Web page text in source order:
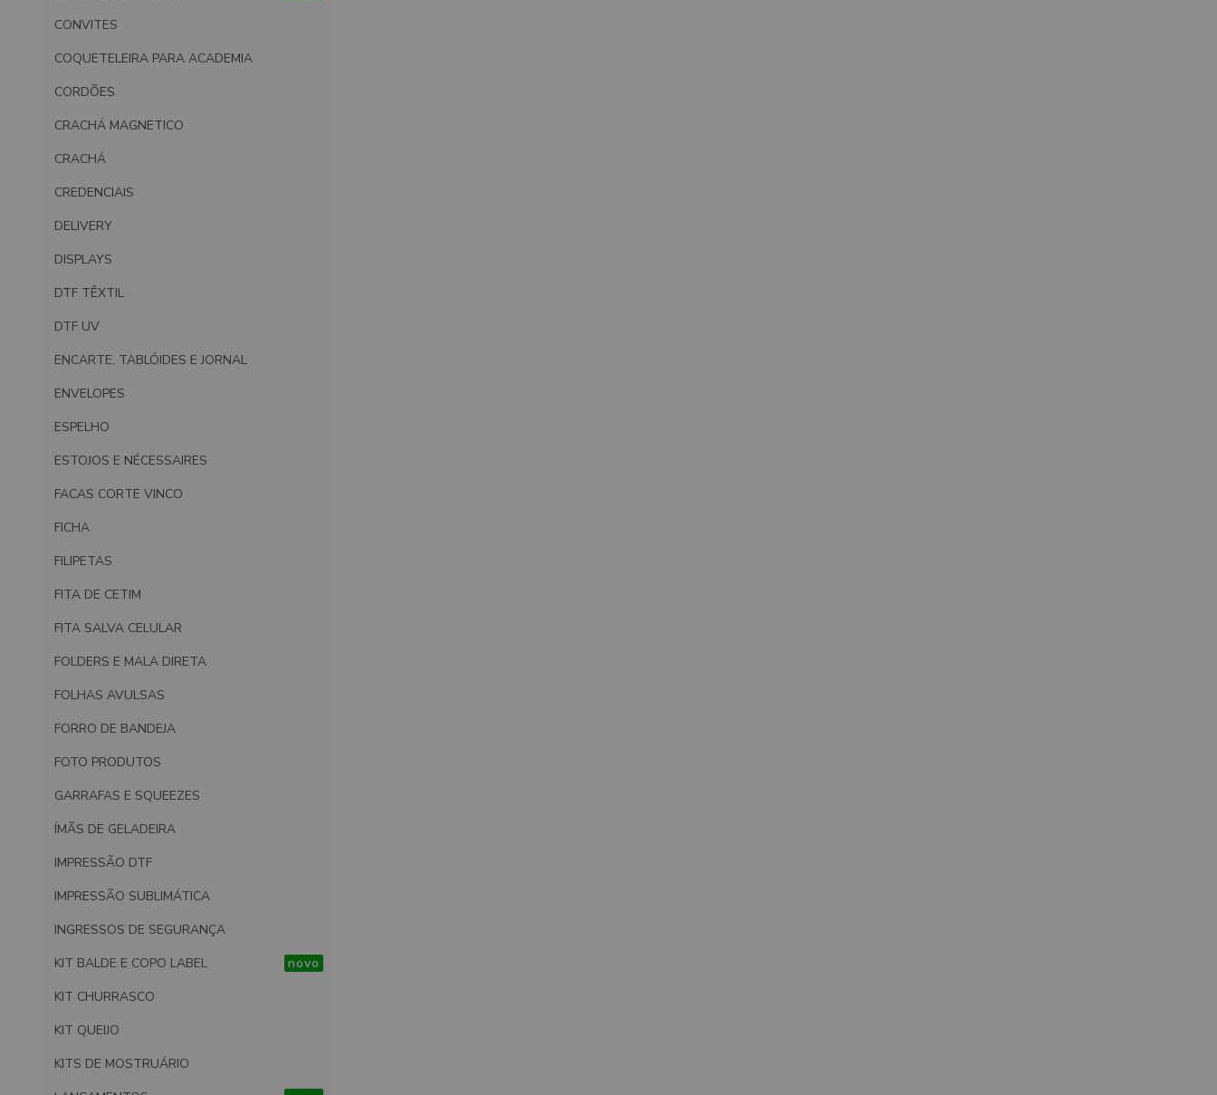
CONVITES
COQUETELEIRA PARA ACADEMIA
CORDÕES
CRACHÁ MAGNETICO
CRACHÁ
CREDENCIAIS
DELIVERY
DISPLAYS
DTF TÊXTIL
DTF UV
ENCARTE, TABLÓIDES E JORNAL
ENVELOPES
ESPELHO
ESTOJOS E NÉCESSAIRES
FACAS CORTE VINCO
FICHA
FILIPETAS
FITA DE CETIM
FITA SALVA CELULAR
FOLDERS E MALA DIRETA
FOLHAS AVULSAS
FORRO DE BANDEJA
FOTO PRODUTOS
GARRAFAS E SQUEEZES
ÍMÃS DE GELADEIRA
IMPRESSÃO DTF
IMPRESSÃO SUBLIMÁTICA
INGRESSOS DE SEGURANÇA
KIT BALDE E COPO LABEL
novo
KIT CHURRASCO
KIT QUEIJO
KITS DE MOSTRUÁRIO